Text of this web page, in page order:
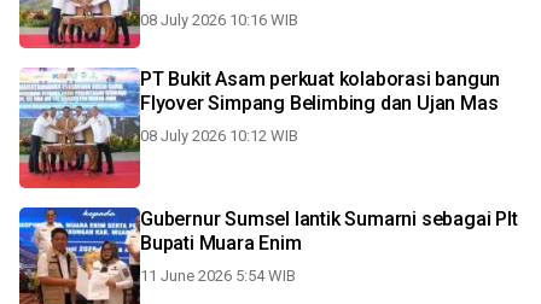
08 July 2026 10:16 WIB
PT Bukit Asam perkuat kolaborasi bangun
Flyover Simpang Belimbing dan Ujan Mas
08 July 2026 10:12 WIB
Gubernur Sumsel lantik Sumarni sebagai Plt
Bupati Muara Enim
11 June 2026 5:54 WIB